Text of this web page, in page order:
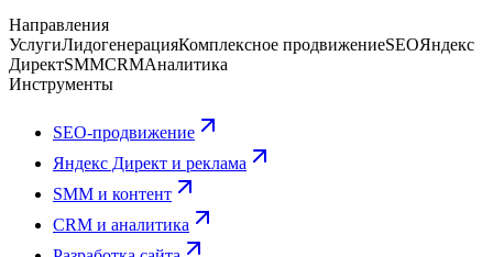
Направления
УслугиЛидогенерацияКомплексное продвижениеSEOЯндекс
ДиректSMMCRMАналитика
Инструменты
SEO-продвижение
Яндекс Директ и реклама
SMM и контент
CRM и аналитика